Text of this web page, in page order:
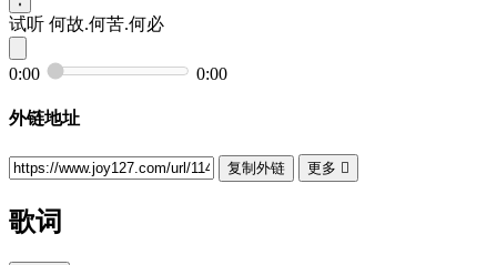
试听 何故.何苦.何必
0:00 0:00
外链地址
复制外链 更多 
歌词